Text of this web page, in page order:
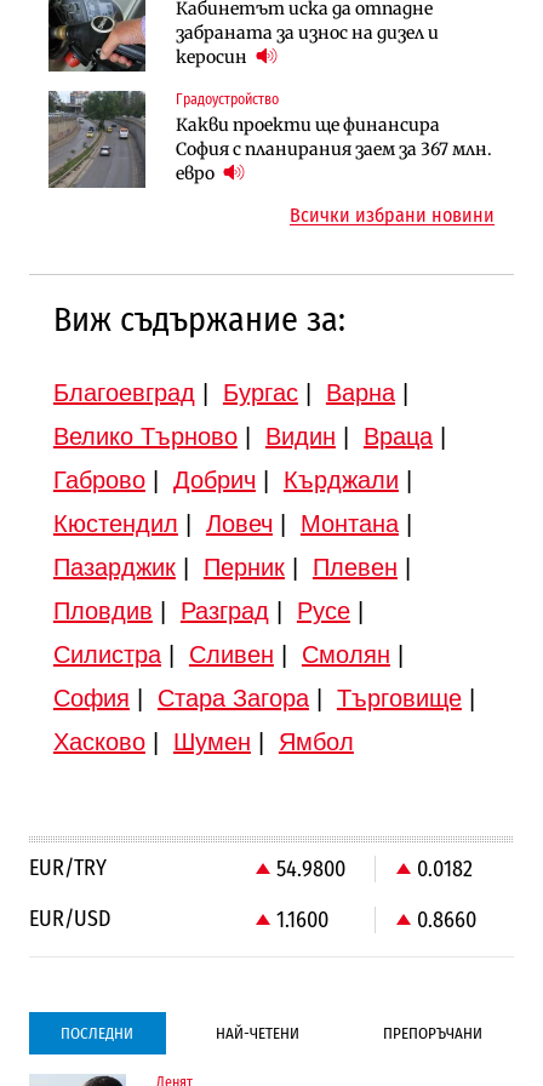
Кабинетът иска да отпадне
забраната за износ на дизел и
керосин
Градоустройство
Какви проекти ще финансира
София с планирания заем за 367 млн.
евро
Инфраструктура
АПИ възложи промяната на
парцеларния план за
Търново
Градоустройство
Шест кандидата с интерес към
Ипотечното кредитиране в
България продължава да се охлажда
(Графика)
Инфраструктура
Вторият мост над Варненското
езеро става част от бъдещата
магистрала „Черно море“
Всички избрани новини
Виж съдържание за:
Благоевград Бургас| Варна|
Велико Търново| Видин Враца|
Габрово| Добрич Кърджали
Кюстендил
Ловеч Монтана|
Пазарджик| Перник| Плевен
Пловдив
Разград Русе|
Силистра| Сливен Смолян
София
Стара Загора| Търговище|
Хасково| Шумен Ямбол
EUR/TRY 54.9800
0.0182
EUR/USD
1.1600 0.8660
ПОСЛЕДНИ НАЙ-ЧЕТЕНИ ПРЕПОРЪЧАНИ
Денят
Градоустройство
Компании